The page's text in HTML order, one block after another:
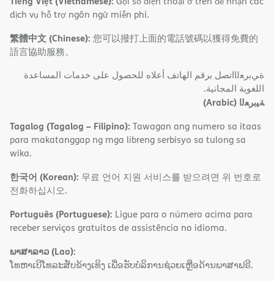
dịch vụ hỗ trợ ngôn ngữ miễn phí.
繁體中文 (Chinese): 您可以撥打上面的電話號碼以獲得免費的
語言協助服務。
ةﻲﺑﺮﻌﻟااﺗﺼﻞ ﺑﺮﻗﻢ اﻟﮭﺎﺗﻒ أﻋﻼه ﻟﻠﺤﺼﻮل ﻋﻠﻰ ﺧﺪﻣﺎت اﻟﻤﺴﺎﻋﺪة
اﻟﻠﻐﻮﯾﺔ اﻟﻤﺠﺎﻧﯿﺔ.
ﺔﯿﺑﺮﻌﻟا (Arabic)
Tagalog (Tagalog – Filipino): Tawagan ang numero sa itaas
para makatanggap ng mga libreng serbisyo sa tulong sa
wika.
한국어 (Korean): 무료 언어 지원 서비스를 받으려면 위 번호로
전화하십시오.
Português (Portuguese): Ligue para o número acima para
receber serviços gratuitos de assistência no idioma.
ພາສາລາວ (Lao):
ໂທຫາເບີໂທລະສັບຂ້າງເທິງ ເພື່ອຮັບບໍລິການຊ່ວຍເຫຼືອດ້ານພາສາຟຣີ.